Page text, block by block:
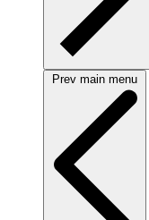
Prev main menu